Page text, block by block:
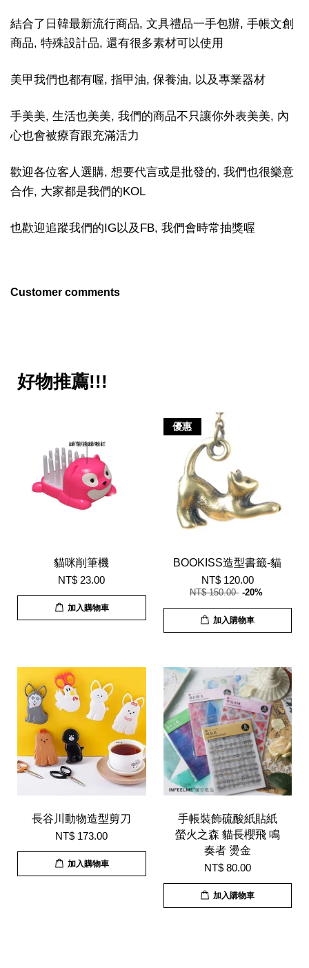
結合了日韓最新流行商品, 文具禮品一手包辦, 手帳文創
商品, 特殊設計品, 還有很多素材可以使用
美甲我們也都有喔, 指甲油, 保養油, 以及專業器材
手美美, 生活也美美, 我們的商品不只讓你外表美美, 內
心也會被療育跟充滿活力
歡迎各位客人選購, 想要代言或是批發的, 我們也很樂意
合作, 大家都是我們的KOL
也歡迎追蹤我們的IG以及FB, 我們會時常抽獎喔
Customer comments
好物推薦!!!
貓咪削筆機
NT$ 23.00
加入購物車
優惠
BOOKISS造型書籤-貓
NT$ 120.00
NT$ 150.00 -20%
加入購物車
長谷川動物造型剪刀
NT$ 173.00
加入購物車
手帳裝飾硫酸紙貼紙
螢火之森 貓長櫻飛 鳴
奏者 燙金
NT$ 80.00
加入購物車